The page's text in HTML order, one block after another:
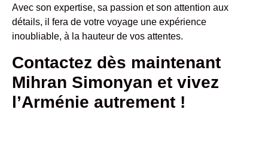
Avec son expertise, sa passion et son attention aux
détails, il fera de votre voyage une expérience
inoubliable, à la hauteur de vos attentes.
Contactez dès maintenant
Mihran Simonyan et vivez
l’Arménie autrement !